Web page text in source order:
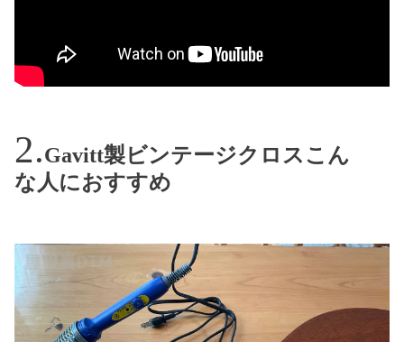
Gavitt製ビンテージクロスこん
な人におすすめ